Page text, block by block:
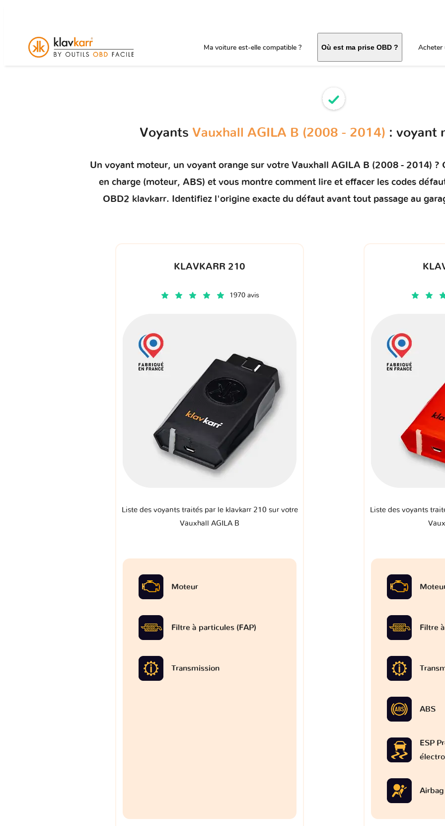
Ma voiture est-elle compatible ? Où est ma prise OBD ? Acheter
Voyants Vauxhall AGILA B (2008 - 2014) : voyant
Un voyant moteur, un voyant orange sur votre Vauxhall AGILA B (2008 - 2014) ?
en charge (moteur, ABS) et vous montre comment lire et effacer les codes
OBD2 klavkarr. Identifiez l'origine exacte du défaut avant tout passage au
KLAVKARR 210
1970 avis
Liste des voyants traités par le klavkarr 210 sur votre
Vauxhall AGILA B
Moteur
Filtre à particules (FAP)
Transmission
Liste des voyants
Filtre
ABS
ESP
Airbag